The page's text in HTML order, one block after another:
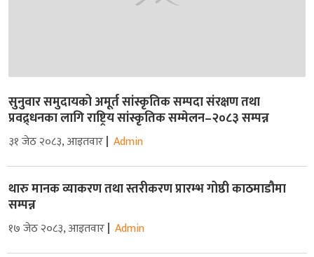
सुनुवार समुदायको अमूर्त सांस्कृतिक सम्पदा संरक्षण तथा
प्रवद्र्धनका लागि राष्ट्रिय सांस्कृतिक सम्मेलन–२०८३ सम्पन्न
३१ जेठ २०८३, आइतवार Admin
थारु मानक व्याकरण तथा स्तरीकरण प्रारम्भ गोष्ठी काठमाडौमा
सम्पन्न
१७ जेठ २०८३, आइतवार Admin